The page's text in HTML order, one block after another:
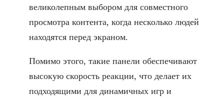
великолепным выбором для совместного
просмотра контента, когда несколько людей
находятся перед экраном.
Помимо этого, такие панели обеспечивают
высокую скорость реакции, что делает их
подходящими для динамичных игр и